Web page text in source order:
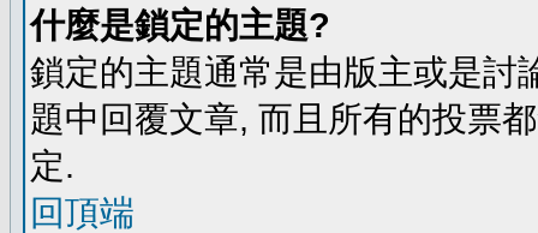
什麼是鎖定的主題?
鎖定的主題通常是由版主或是討
題中回覆文章, 而且所有的投票
定.
回頂端